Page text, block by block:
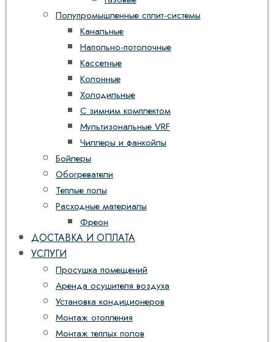
Полупромышленные сплит-системы
Канальные
Напольно-потолочные
Кассетные
Колонные
Холодильные
С зимним комплектом
Мультизональные VRF
Чиллеры и фанкойлы
Бойлеры
Обогреватели
Теплые полы
Расходные материалы
Фреон
ДОСТАВКА И ОПЛАТА
УСЛУГИ
Просушка помещений
Аренда осушителя воздуха
Установка кондиционеров
Монтаж отопления
Монтаж теплых полов